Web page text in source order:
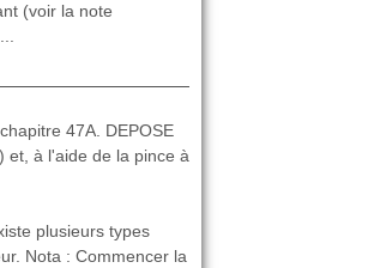
(voir la note
47A. DEPOSE
et, à l'aide de la pince à
plusieurs types
Nota : Commencer la